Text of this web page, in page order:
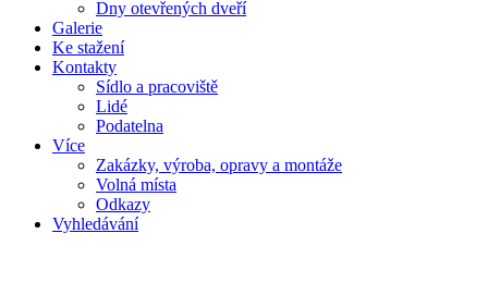
Dny otevřených dveří
Galerie
Ke stažení
Kontakty
Sídlo a pracoviště
Lidé
Podatelna
Více
Zakázky, výroba, opravy a montáže
Volná místa
Odkazy
Vyhledávání